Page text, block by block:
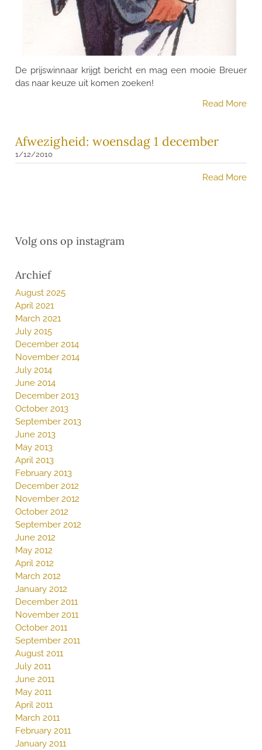
De prijswinnaar krijgt bericht en mag een mooie Breuer
das naar keuze uit komen zoeken!
Read More
Afwezigheid: woensdag 1 december
1/12/2010
Read More
Volg ons op instagram
Archief
August 2025
April 2021
March 2021
July 2015
December 2014
November 2014
July 2014
June 2014
December 2013
October 2013
September 2013
June 2013
May 2013
April 2013
February 2013
December 2012
November 2012
October 2012
September 2012
June 2012
May 2012
April 2012
March 2012
January 2012
December 2011
November 2011
October 2011
September 2011
August 2011
July 2011
June 2011
May 2011
April 2011
March 2011
February 2011
January 2011